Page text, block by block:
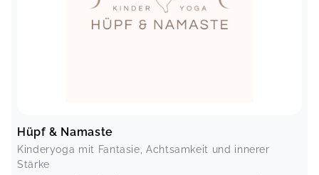
Hüpf & Namaste
Kinderyoga mit Fantasie, Achtsamkeit und innerer
Stärke